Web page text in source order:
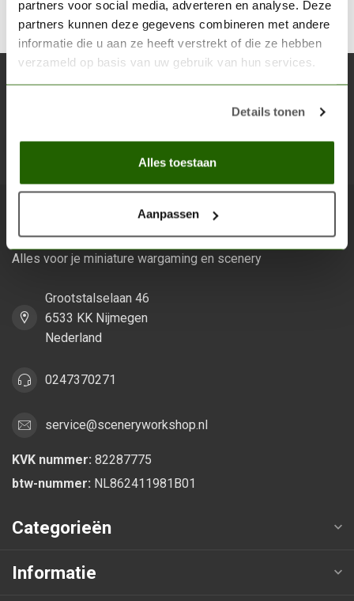
partners voor social media, adverteren en analyse. Deze
partners kunnen deze gegevens combineren met andere
informatie die u aan ze heeft verstrekt of die ze hebben
verzameld op basis van uw gebruik van hun services.
Details tonen
Alles toestaan
Aanpassen
Abonneer je op onze nieuwsbrief
Blijf op de hoogte over onze laatste acties
Scenery Workshop BV
Alles voor je miniature wargaming en scenery
Grootstalselaan 46
6533 KK Nijmegen
Nederland
0247370271
service@sceneryworkshop.nl
KVK nummer: 82287775
btw-nummer: NL862411981B01
Categorieën
Informatie